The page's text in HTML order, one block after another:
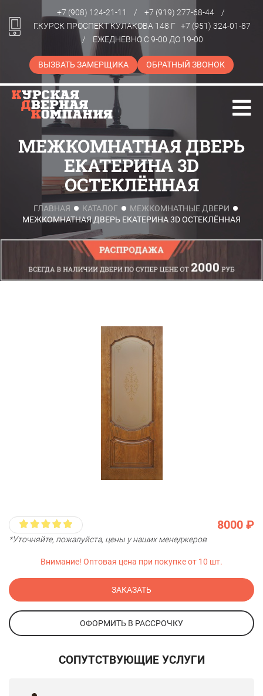
+7 (908) 124-21-11 / +7 (919) 277-68-44
/
Г.КУРСК ПРОСПЕКТ КУЛАКОВА 148 Г +7 (951) 324-01-87
/
ЕЖЕДНЕВНО С 9-00 ДО 19-00
ВЫЗВАТЬ ЗАМЕРЩИКА ОБРАТНЫЙ ЗВОНОК
МЕЖКОМНАТНАЯ ДВЕРЬ
ЕКАТЕРИНА 3D
ОСТЕКЛЁННАЯ
ГЛАВНАЯ КАТАЛОГ
МЕЖКОМНАТНЫЕ ДВЕРИ
МЕЖКОМНАТНАЯ ДВЕРЬ ЕКАТЕРИНА 3D ОСТЕКЛЁННАЯ
8000 ₽
*Уточняйте, пожалуйста, цены у наших менеджеров
Внимание! Оптовая цена при покупке от 10 шт.
ЗАКАЗАТЬ
ОФОРМИТЬ В РАССРОЧКУ
СОПУТСТВУЮЩИЕ УСЛУГИ